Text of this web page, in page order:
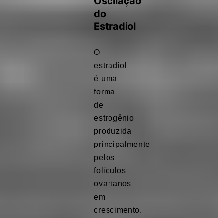
do
Estradiol
O
estradiol
é uma
forma
de
estrogênio
produzida
principalmente
pelos
folículos
ovarianos
em
crescimento.